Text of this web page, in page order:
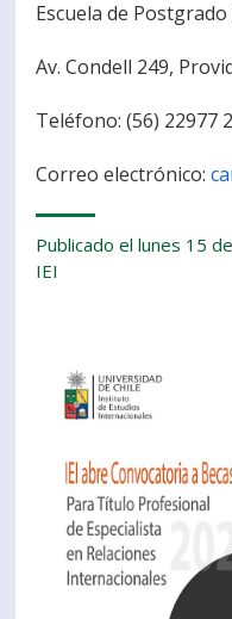
Escuela de
Av. Condell 249,
Teléfono: (56) 22977
Correo electrónico:
Publicado el lunes 15
IEI